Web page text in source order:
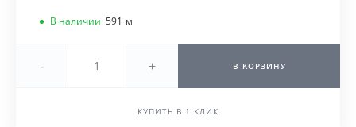
В наличии 591 м
- + В КОРЗИНУ
КУПИТЬ В 1 КЛИК